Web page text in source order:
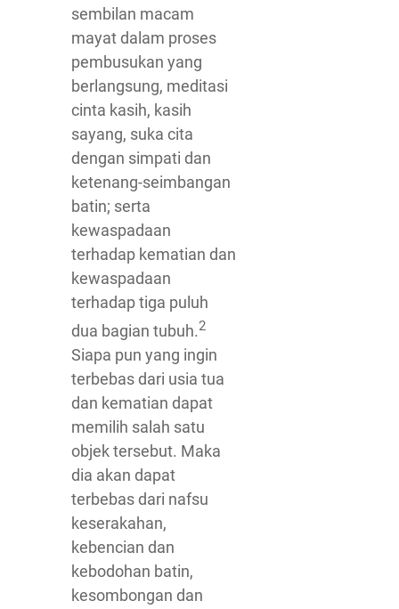
sembilan macam
mayat dalam proses
pembusukan yang
berlangsung, meditasi
cinta kasih, kasih
sayang, suka cita
dengan simpati dan
ketenang-seimbangan
batin; serta
kewaspadaan
terhadap kematian dan
kewaspadaan
terhadap tiga puluh
dua bagian tubuh.2
Siapa pun yang ingin
terbebas dari usia tua
dan kematian dapat
memilih salah satu
objek tersebut. Maka
dia akan dapat
terbebas dari nafsu
keserakahan,
kebencian dan
kebodohan batin,
kesombongan dan